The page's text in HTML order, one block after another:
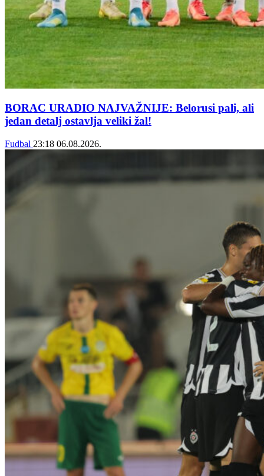
BORAC URADIO NAJVAŽNIJE: Belorusi pali, ali
jedan detalj ostavlja veliki žal!
Fudbal 23:18 06.08.2026.